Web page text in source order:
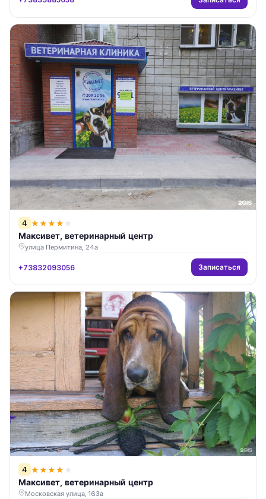
4 ★★★★ ★
Максивет, ветеринарный центр
улица Пермитина, 24а
+73832093056 Записаться
4 ★★★★ ★
Максивет, ветеринарный центр
Московская улица, 163а